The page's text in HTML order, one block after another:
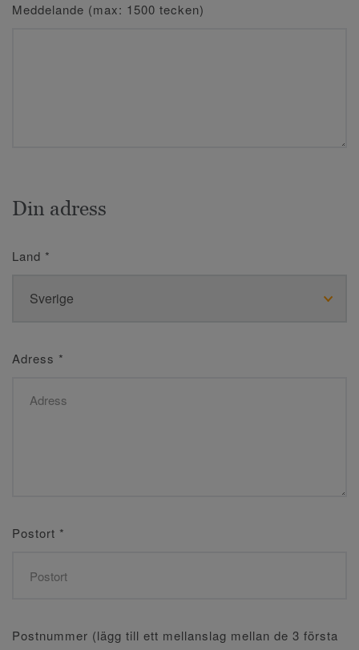
Meddelande (max: 1500 tecken)
Din adress
Land *
Adress *
Postort *
Postnummer (lägg till ett mellanslag mellan de 3 första